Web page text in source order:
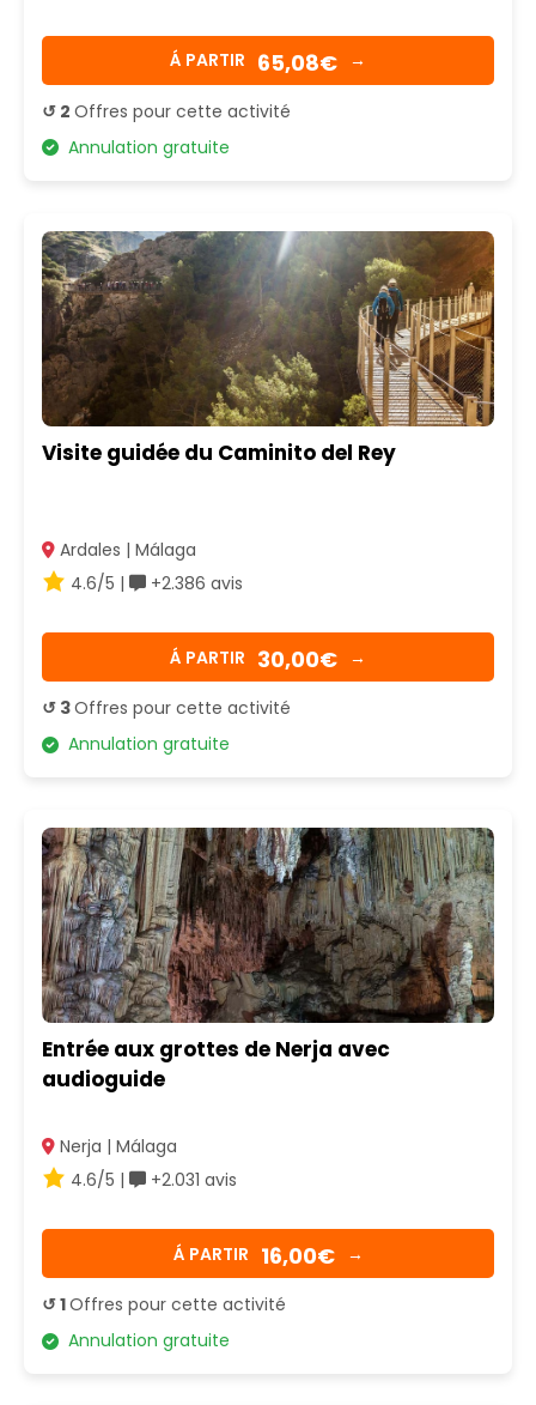
Á PARTIR 65,08€ →
↺ 2 Offres pour cette activité
Annulation gratuite
Visite guidée du Caminito del Rey
Ardales | Málaga
4.6/5 |
+2.386 avis
Á PARTIR 30,00€ →
↺ 3Offres pour cette activité
Annulation gratuite
Entrée aux grottes de Nerja avec
audioguide
Nerja | Málaga
4.6/5 |
+2.031 avis
Á PARTIR 16,00€ →
↺ 1Offres pour cette activité
Annulation gratuite